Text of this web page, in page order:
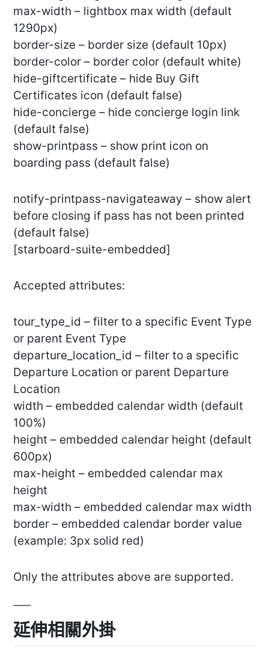
max-width – lightbox max width (default
1290px)
border-size – border size (default 10px)
border-color – border color (default white)
hide-giftcertificate – hide Buy Gift
Certificates icon (default false)
hide-concierge – hide concierge login link
(default false)
show-printpass – show print icon on
boarding pass (default false)
notify-printpass-navigateaway – show alert
before closing if pass has not been printed
(default false)
[starboard-suite-embedded]
Accepted attributes:
tour_type_id – filter to a specific Event Type
or parent Event Type
departure_location_id – filter to a specific
Departure Location or parent Departure
Location
width – embedded calendar width (default
100%)
height – embedded calendar height (default
600px)
max-height – embedded calendar max
height
max-width – embedded calendar max width
border – embedded calendar border value
(example: 3px solid red)
Only the attributes above are supported.
延伸相關外掛